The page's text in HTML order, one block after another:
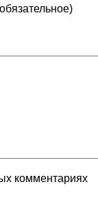
комментариях